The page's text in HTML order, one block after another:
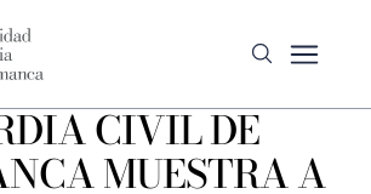
CIVIL DE
MUESTRA A